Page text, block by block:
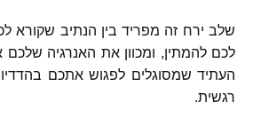
שלב ירח זה מפריד בין הנתיב שקורא
לכם להמתין, ומכוון את האנרגיה
העתיד שמסוגלים לפגוש אתכם
רגשית.